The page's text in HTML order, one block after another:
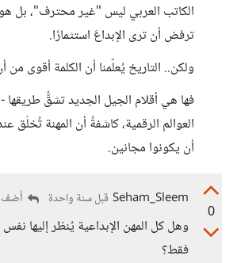
الكاتب العربي ليس "غير محترف"، بل
ترفض أن ترى الإبداعَ استثمارًا.
ولكن.. التاريخ يُعلّمنا أن الكلمة أقوى من
فها هي أقلام الجيل الجديد تشقُّ
العوالم الرقمية، كاشفةً أن المهنة تُخلَق
أن يكونوا مجانين.
0
Seham_Sleem قبل سنة واحدة أضف
وهل كل المهن الإبداعية يُنظر إليها نفس
فقط؟